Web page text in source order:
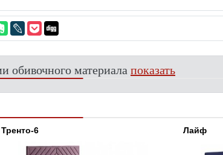
обивочного материалапоказать
Тренто-6 Лайф